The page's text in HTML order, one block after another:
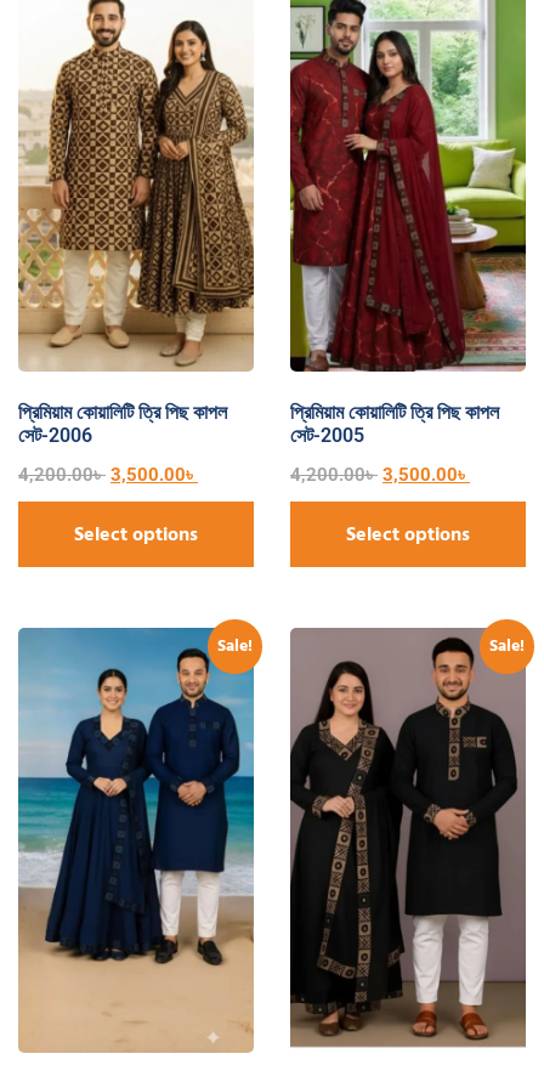
প্রিমিয়াম কোয়ালিটি ত্রি পিছ কাপল
সেট-2006
4,200.00৳ 3,500.00৳
Select options
প্রিমিয়াম কোয়ালিটি ত্রি পিছ কাপল
সেট-2005
4,200.00৳ 3,500.00৳
Select options
Sale! Sale!